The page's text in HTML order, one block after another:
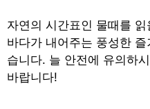
자연의 시간표인 물때를
바다가 내어주는 풍성한
습니다. 늘 안전에 유의하
바랍니다!